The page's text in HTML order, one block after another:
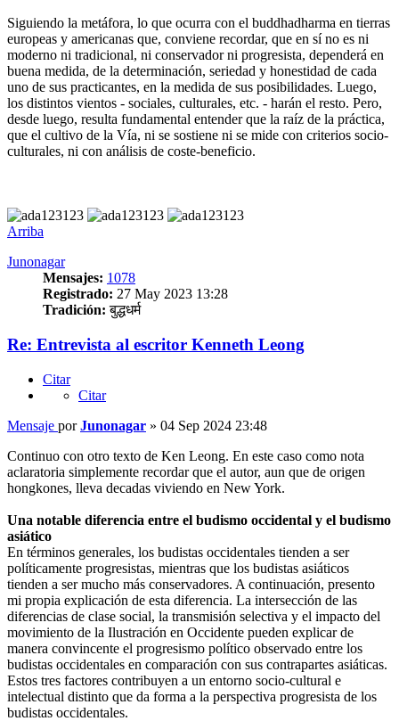
Siguiendo la metáfora, lo que ocurra con el buddhadharma en tierras
europeas y americanas que, conviene recordar, que en sí no es ni
moderno ni tradicional, ni conservador ni progresista, dependerá en
buena medida, de la determinación, seriedad y honestidad de cada
uno de sus practicantes, en la medida de sus posibilidades. Luego,
los distintos vientos - sociales, culturales, etc. - harán el resto. Pero,
desde luego, resulta fundamental entender que la raíz de la práctica,
que el cultivo de la Vía, ni se sostiene ni se mide con criterios socio-
culturales, ni con análisis de coste-beneficio.
Arriba
Junonagar
Mensajes: 1078
Registrado: 27 May 2023 13:28
Tradición: बुद्धधर्म
Re: Entrevista al escritor Kenneth Leong
Citar
Citar
Mensaje porJunonagar » 04 Sep 2024 23:48
Continuo con otro texto de Ken Leong. En este caso como nota
aclaratoria simplemente recordar que el autor, aun que de origen
hongkones, lleva decadas viviendo en New York.
Una notable diferencia entre el budismo occidental y el budismo
asiático
En términos generales, los budistas occidentales tienden a ser
políticamente progresistas, mientras que los budistas asiáticos
tienden a ser mucho más conservadores. A continuación, presento
mi propia explicación de esta diferencia. La intersección de las
diferencias de clase social, la transmisión selectiva y el impacto del
movimiento de la Ilustración en Occidente pueden explicar de
manera convincente el progresismo político observado entre los
budistas occidentales en comparación con sus contrapartes asiáticas.
Estos tres factores contribuyen a un entorno socio-cultural e
intelectual distinto que da forma a la perspectiva progresista de los
budistas occidentales.